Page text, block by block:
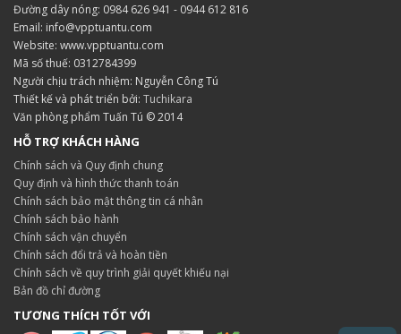
Đường dây nóng: 0984 626 941 - 0944 612 816
Email: info@vpptuantu.com
Website: www.vpptuantu.com
Mã số thuế: 0312784399
Người chịu trách nhiệm: Nguyễn Công Tú
Thiết kế và phát triển bởi: Tuchikara
Văn phòng phẩm Tuấn Tú © 2014
HỖ TRỢ KHÁCH HÀNG
Chính sách và Quy định chung
Quy định và hình thức thanh toán
Chính sách bảo mật thông tin cá nhân
Chính sách bảo hành
Chính sách vận chuyển
Chính sách đổi trả và hoàn tiền
Chính sách về quy trình giải quyết khiếu nại
Bản đồ chỉ đường
TƯƠNG THÍCH TỐT VỚI